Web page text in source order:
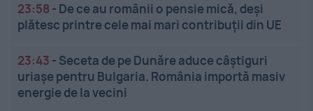
23:58 - De ce au românii o pensie mică, deși
plătesc printre cele mai mari contribuții din UE
23:43 - Seceta de pe Dunăre aduce câștiguri
uriașe pentru Bulgaria. România importă masiv
energie de la vecini